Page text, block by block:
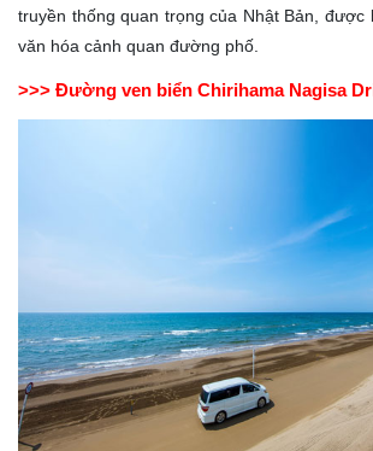
truyền thống quan trọng của Nhật Bản, được
văn hóa cảnh quan đường phố.
>>> Đường ven biển Chirihama Nagisa